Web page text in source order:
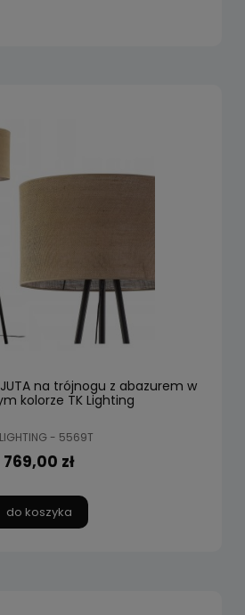
na trójnogu z abazurem w
kolorze TK Lighting
- 5569T
769,00 zł
do koszyka